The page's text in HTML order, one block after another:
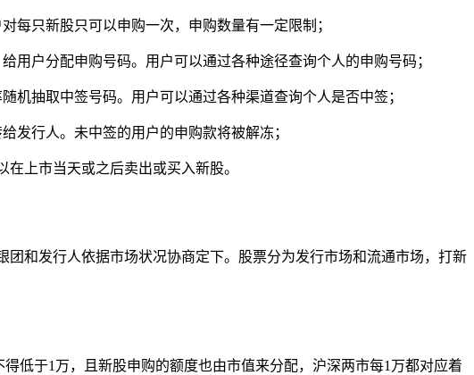
每只新股只可以申购一次，申购数量有一定限制；
用户分配申购号码。用户可以通过各种途径查询个人的申购号码；
机抽取中签号码。用户可以通过各种渠道查询个人是否中签；
发行人。未中签的用户的申购款将被解冻；
上市当天或之后卖出或买入新股。
和发行人依据市场状况协商定下。股票分为发行市场和流通市场，打新
低于1万，且新股申购的额度也由市值来分配，沪深两市每1万都对应着